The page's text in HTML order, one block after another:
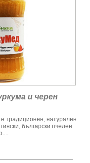
и черен
традиционен, натурален
български пчелен